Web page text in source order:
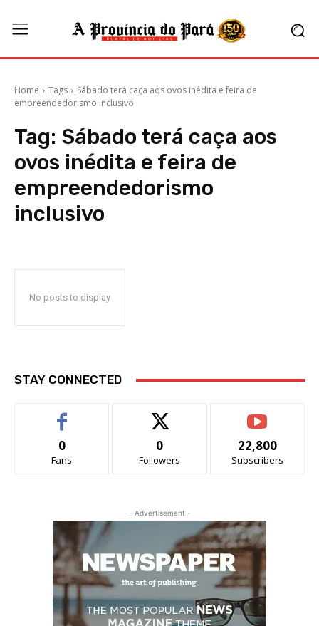
Home Tags
Sábado terá caça aos ovos inédita e feira de
empreendedorismo inclusivo
Tag: Sábado terá caça aos
ovos inédita e feira de
empreendedorismo
inclusivo
No posts to display
STAY CONNECTED
0
Fans
0
Followers
22,800
Subscribers
- Advertisement -